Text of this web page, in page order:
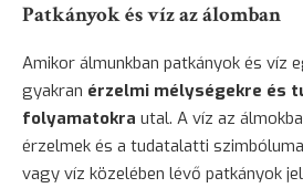
Patkányok és víz az álomban
Amikor álmunkban patkányok és víz
gyakran érzelmi mélységekre és
folyamatokra utal. A víz az
érzelmek és a tudatalatti
vagy víz közelében lévő patkányok